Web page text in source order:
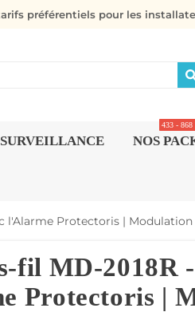
préférentiels pour les
NOS
433 -
l'Alarme Protectoris | Modulation
fil MD-2018R
Protectoris |